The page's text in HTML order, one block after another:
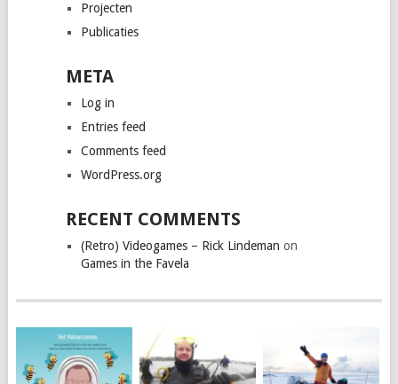
Projecten
Publicaties
META
Log in
Entries feed
Comments feed
WordPress.org
RECENT COMMENTS
(Retro) Videogames – Rick Lindeman on
Games in the Favela